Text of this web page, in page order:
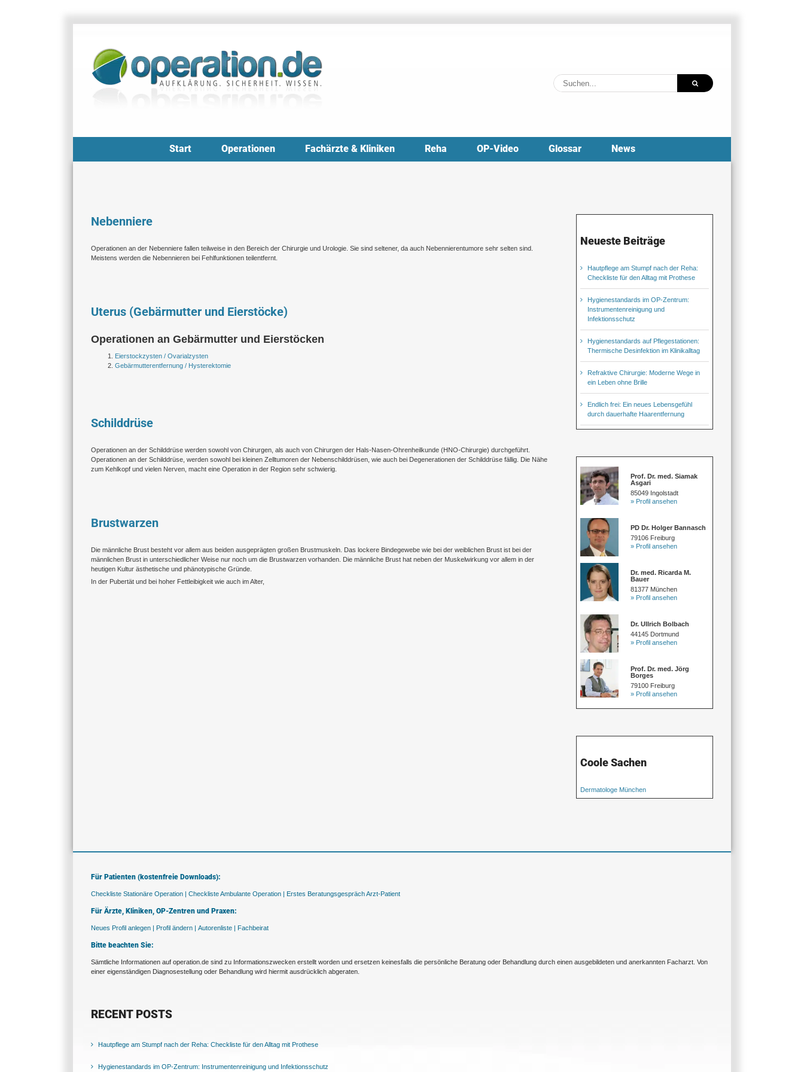
Suche
nach:
Start Operationen Fachärzte & Kliniken Reha OP-Video Glossar News
Nebenniere
Operationen an der Nebenniere fallen teilweise in den Bereich der Chirurgie und Urologie. Sie sind seltener, da auch Nebennierentumore sehr selten sind.
Meistens werden die Nebennieren bei Fehlfunktionen teilentfernt.
Uterus (Gebärmutter und Eierstöcke)
Operationen an Gebärmutter und Eierstöcken
Eierstockzysten / Ovarialzysten
Gebärmutterentfernung / Hysterektomie
Schilddrüse
Operationen an der Schilddrüse werden sowohl von Chirurgen, als auch von Chirurgen der Hals-Nasen-Ohrenheilkunde (HNO-Chirurgie) durchgeführt.
Operationen an der Schilddrüse, werden sowohl bei kleinen Zelltumoren der Nebenschilddrüsen, wie auch bei Degenerationen der Schilddrüse fällig. Die Nähe
zum Kehlkopf und vielen Nerven, macht eine Operation in der Region sehr schwierig.
Brustwarzen
Die männliche Brust besteht vor allem aus beiden ausgeprägten großen Brustmuskeln. Das lockere Bindegewebe wie bei der weiblichen Brust ist bei der
männlichen Brust in unterschiedlicher Weise nur noch um die Brustwarzen vorhanden. Die männliche Brust hat neben der Muskelwirkung vor allem in der
heutigen Kultur ästhetische und phänotypische Gründe.
In der Pubertät und bei hoher Fettleibigkeit wie auch im Alter,
Neueste Beiträge
Hautpflege am Stumpf nach der Reha:
Checkliste für den Alltag mit Prothese
Hygienestandards im OP-Zentrum:
Instrumentenreinigung und
Infektionsschutz
Hygienestandards auf Pflegestationen:
Thermische Desinfektion im Klinikalltag
Refraktive Chirurgie: Moderne Wege in
ein Leben ohne Brille
Endlich frei: Ein neues Lebensgefühl
durch dauerhafte Haarentfernung
Prof. Dr. med. Siamak
Asgari
85049 Ingolstadt
» Profil ansehen
PD Dr. Holger Bannasch
79106 Freiburg
» Profil ansehen
Dr. med. Ricarda M.
Bauer
81377 München
» Profil ansehen
Dr. Ullrich Bolbach
44145 Dortmund
» Profil ansehen
Prof. Dr. med. Jörg
Borges
79100 Freiburg
» Profil ansehen
Coole Sachen
Dermatologe München
Für Patienten (kostenfreie Downloads):
Checkliste Stationäre Operation | Checkliste Ambulante Operation | Erstes Beratungsgespräch Arzt-Patient
Für Ärzte, Kliniken, OP-Zentren und Praxen:
Neues Profil anlegen | Profil ändern | Autorenliste | Fachbeirat
Bitte beachten Sie:
Sämtliche Informationen auf operation.de sind zu Informationszwecken erstellt worden und ersetzen keinesfalls die persönliche Beratung oder Behandlung durch einen ausgebildeten und anerkannten Facharzt. Von
einer eigenständigen Diagnosestellung oder Behandlung wird hiermit ausdrücklich abgeraten.
RECENT POSTS
Hautpflege am Stumpf nach der Reha: Checkliste für den Alltag mit Prothese
Hygienestandards im OP-Zentrum: Instrumentenreinigung und Infektionsschutz